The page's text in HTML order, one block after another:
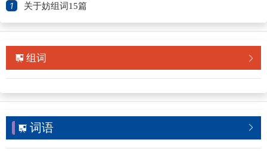
1 关于妨组词15篇

 组词

 词语